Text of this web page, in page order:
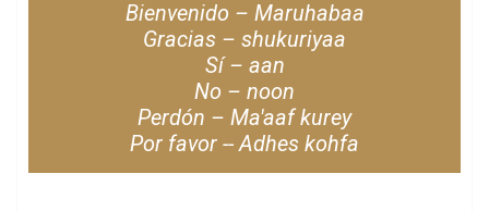
Bienvenido – Maruhabaa
Gracias – shukuriyaa
Sí – aan
No – noon
Perdón – Ma'aaf kurey
Por favor -- Adhes kohfa